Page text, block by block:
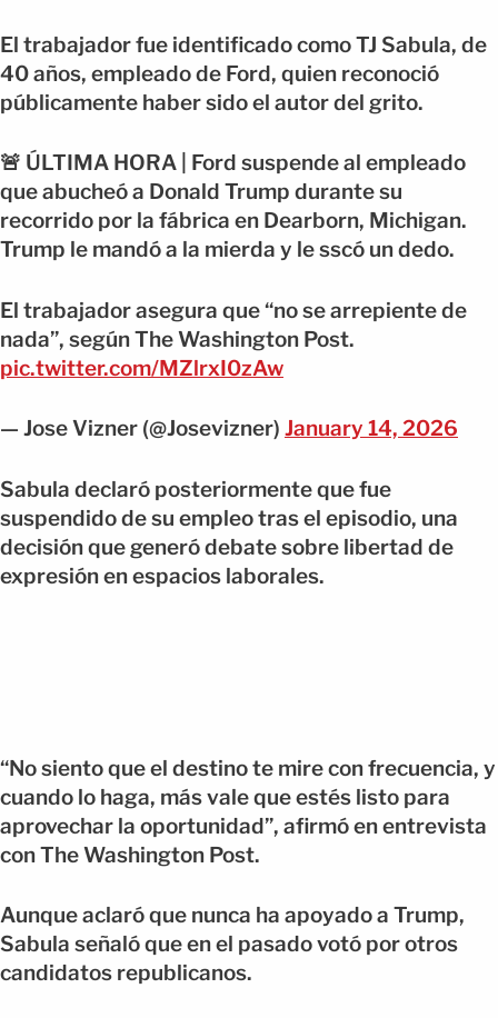
El trabajador fue identificado como TJ Sabula, de
40 años, empleado de Ford, quien reconoció
públicamente haber sido el autor del grito.
🚨 ÚLTIMA HORA | Ford suspende al empleado
que abucheó a Donald Trump durante su
recorrido por la fábrica en Dearborn, Michigan.
Trump le mandó a la mierda y le sscó un dedo.
El trabajador asegura que “no se arrepiente de
nada”, según The Washington Post.
pic.twitter.com/MZlrxI0zAw
— Jose Vizner (@Josevizner) January 14, 2026
Sabula declaró posteriormente que fue
suspendido de su empleo tras el episodio, una
decisión que generó debate sobre libertad de
expresión en espacios laborales.
“No siento que el destino te mire con frecuencia, y
cuando lo haga, más vale que estés listo para
aprovechar la oportunidad”, afirmó en entrevista
con The Washington Post.
Aunque aclaró que nunca ha apoyado a Trump,
Sabula señaló que en el pasado votó por otros
candidatos republicanos.